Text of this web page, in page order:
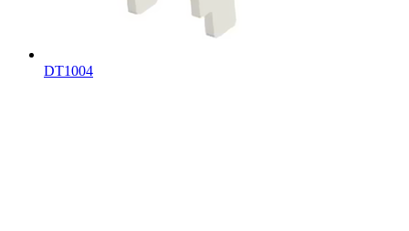
DT1004